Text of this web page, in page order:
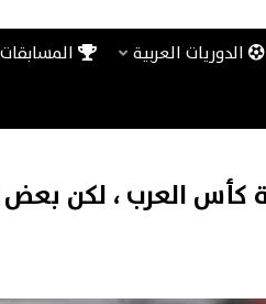
الدوريات العربية
كأس العرب ، لكن